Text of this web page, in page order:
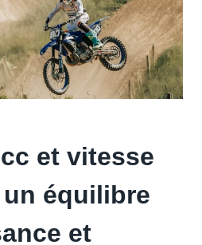
et vitesse
équilibre
et